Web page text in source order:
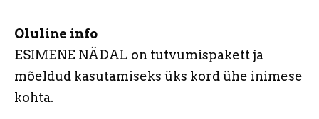
Oluline info
ESIMENE NÄDAL on tutvumispakett ja
mõeldud kasutamiseks üks kord ühe inimese
kohta.